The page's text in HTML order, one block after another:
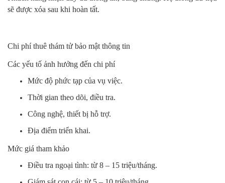
sẽ được xóa sau khi hoàn tất.
Chi phí thuê thám tử bảo mật thông tin
Các yếu tố ảnh hưởng đến chi phí
Mức độ phức tạp của vụ việc.
Thời gian theo dõi, điều tra.
Công nghệ, thiết bị hỗ trợ.
Địa điểm triển khai.
Mức giá tham khảo
Điều tra ngoại tình: từ 8 – 15 triệu/tháng.